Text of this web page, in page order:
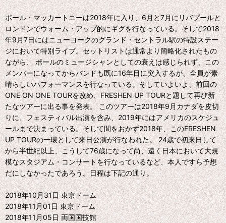
ポール・マッカートニーは2018年に入り、6月と7月にリバプールと
ロンドンでウォーム・アップ的にギグを行なっている。そして2018
年9月7日にはニューヨークのグランド・セントラル駅の特設ステー
ジにおいて特別ライブ。セットリストは通常より簡略化されたもの
ながら、 ポールのミュージシャンとしての衰えは感じられず、この
メンバーになってからバンドも既に16年目に突入するが、全員が素
晴らしいパフォーマンスを行なっている。そしていよいよ、前回の
ONE ON ONE TOURを改め、FRESHEN UP TOURと題して再び新
たなツアーに出る事を発表。 このツアーは2018年9月カナダを皮切
りに、フェスティバル出演を含み、2019年にはアメリカのスケジュ
ールまで決まっている。そして間をおかず2018年、このFRESHEN
UP TOURの一環として来日公演が行なわれた。 24歳で初来日して
から半世紀以上、こうして76歳になって尚、遠く日本において大規
模なスタジアム・コンサートを行なっているなど、本人ですら予想
だにしなかったであろう。日程は下記の通り。
2018年10月31日 東京ドーム
2018年11月01日 東京ドーム
2018年11月05日 両国国技館